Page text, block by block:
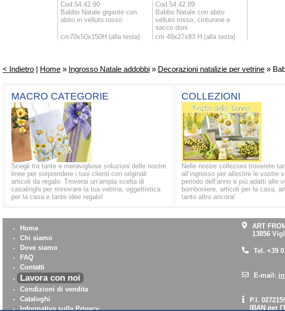
Cod.54.42.90
Babbo Natale gigante con
abito in velluto rosso
cm70x50x150H (alla testa)
Cod.54.42.89
Babbo Natale con abito
velluto rosso, cinturone e
sacco doni
cm 49x27x83 H (alla testa)
< Indietro Home » Ingrosso Natale addobbi » Decorazioni natalizie per vetrine »
MACRO CATEGORIE
Scegli tra tante e meravigliose soluzioni delle nostre
linee per sorprendere i tuoi clienti con originali
articoli da regalo. Troverai un’ampia scelta di
casalinghi per rinnovare la tua vetrina, oggettistica
per la casa e tante idee regalo!
COLLEZIONI
Nelle nostre collezioni troverete
all’ingrosso per allestire le vostre
periodo dell’anno e più adatti alle
bomboniere, articoli per la casa,
tanto altro ancora!
-
Home
-
Chi siamo
-
Dove siamo
-
FAQ
-
Contatti
-
Lavora con noi
-
Condizioni di vendita
-
Cataloghi
- Informativa sulla Privacy
ART
13856
Tel. +39
E-mail:
P.I.
IBAN per